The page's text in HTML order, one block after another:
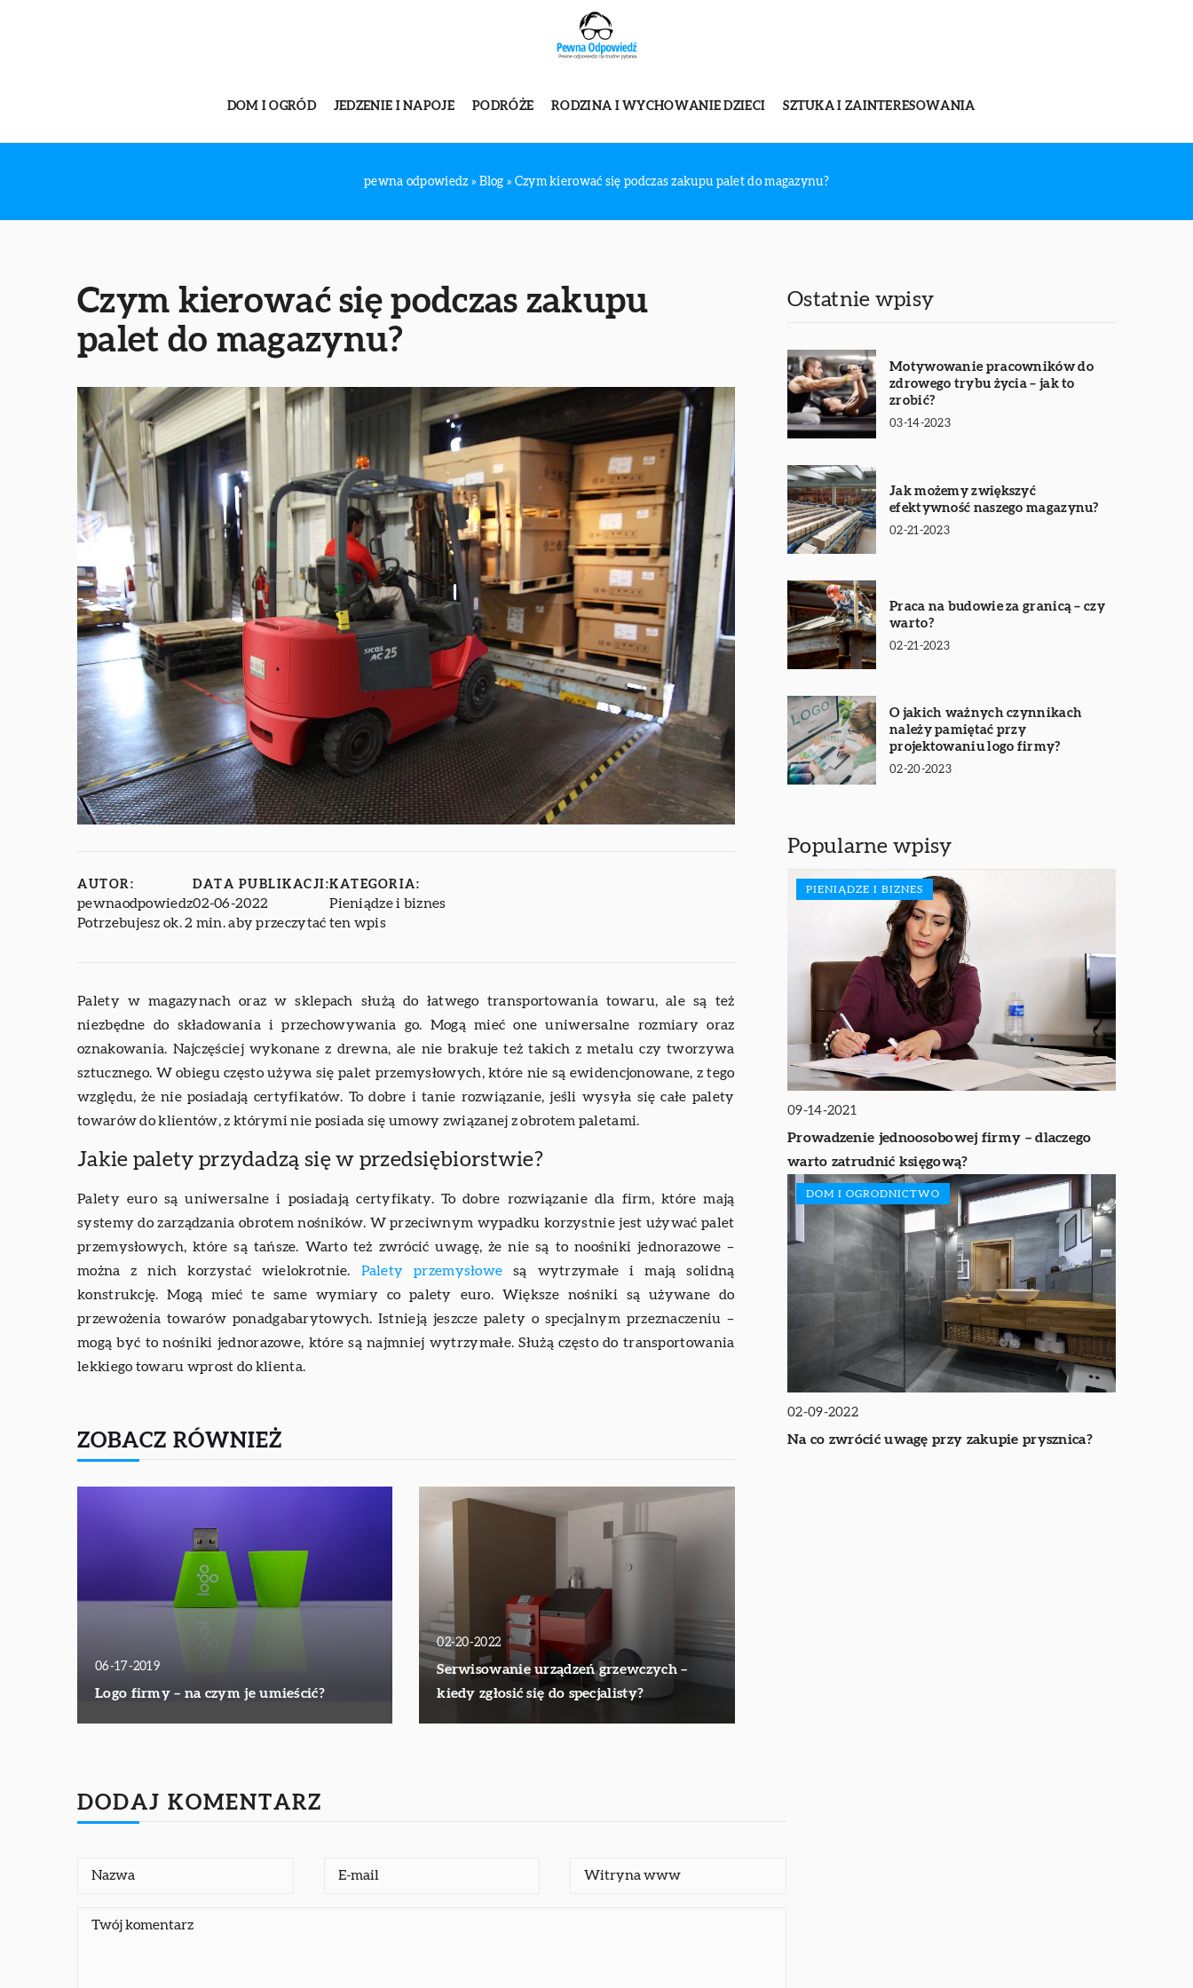
DOM I OGRÓD JEDZENIE I NAPOJE PODRÓŻE RODZINA I WYCHOWANIE DZIECI SZTUKA I ZAINTERESOWANIA
pewna odpowiedz » Blog » Czym kierować się podczas zakupu palet do magazynu?
Czym kierować się podczas zakupu
palet do magazynu?
AUTOR:
pewnaodpowiedz
DATA PUBLIKACJI:
02-06-2022
KATEGORIA:
Pieniądze i biznes
Potrzebujesz ok. 2 min. aby przeczytać ten wpis
Palety w magazynach oraz w sklepach służą do łatwego transportowania towaru, ale są też
niezbędne do składowania i przechowywania go. Mogą mieć one uniwersalne rozmiary oraz
oznakowania. Najczęściej wykonane z drewna, ale nie brakuje też takich z metalu czy tworzywa
sztucznego. W obiegu często używa się palet przemysłowych, które nie są ewidencjonowane, z tego
względu, że nie posiadają certyfikatów. To dobre i tanie rozwiązanie, jeśli wysyła się całe palety
towarów do klientów, z którymi nie posiada się umowy związanej z obrotem paletami.
Jakie palety przydadzą się w przedsiębiorstwie?
Palety euro są uniwersalne i posiadają certyfikaty. To dobre rozwiązanie dla firm, które mają
systemy do zarządzania obrotem nośników. W przeciwnym wypadku korzystnie jest używać palet
przemysłowych, które są tańsze. Warto też zwrócić uwagę, że nie są to noośniki jednorazowe –
można z nich korzystać wielokrotnie. Palety przemysłowe są wytrzymałe i mają solidną
konstrukcję. Mogą mieć te same wymiary co palety euro. Większe nośniki są używane do
przewożenia towarów ponadgabarytowych. Istnieją jeszcze palety o specjalnym przeznaczeniu –
mogą być to nośniki jednorazowe, które są najmniej wytrzymałe. Służą często do transportowania
lekkiego towaru wprost do klienta.
ZOBACZ RÓWNIEŻ
06-17-2019
Logo firmy – na czym je umieścić?
02-20-2022
Serwisowanie urządzeń grzewczych –
kiedy zgłosić się do specjalisty?
Ostatnie wpisy
Motywowanie pracowników do
zdrowego trybu życia – jak to
zrobić?
03-14-2023
Jak możemy zwiększyć
efektywność naszego magazynu?
02-21-2023
Praca na budowie za granicą – czy
warto?
02-21-2023
O jakich ważnych czynnikach
należy pamiętać przy
projektowaniu logo firmy?
02-20-2023
Popularne wpisy
PIENIĄDZE I BIZNES
09-14-2021
Prowadzenie jednoosobowej firmy – dlaczego
warto zatrudnić księgową?
DOM I OGRODNICTWO
02-09-2022
Na co zwrócić uwagę przy zakupie prysznica?
DODAJ KOMENTARZ